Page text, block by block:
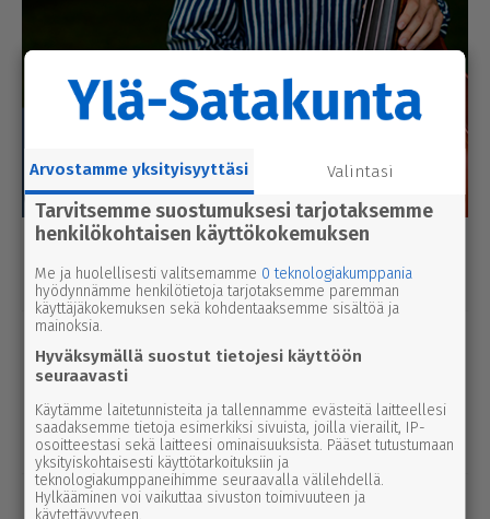
Tänään Viikko Kuukausi
uutinen
Par­ka­no­lais­lap­set palaavat pul­pet­tei­
hin ensim­mäis­ten joukossa – naa­pu­ri­
kun­nassa kesäloma jatkuu lähes
viikon pidempään
uutinen 5.8.2026 12.00
Arvostamme yksityisyyttäsi Valintasi
Tarvitsemme suostumuksesi tarjotaksemme
henkilökohtaisen käyttökokemuksen
Me ja huolellisesti valitsemamme 0 teknologiakumppania
hyödynnämme henkilötietoja tarjotaksemme paremman
käyttäjäkokemuksen sekä kohdentaaksemme sisältöä ja
mainoksia.
Hyväksymällä suostut tietojesi käyttöön
seuraavasti
Käytämme laitetunnisteita ja tallennamme evästeitä laitteellesi
saadaksemme tietoja esimerkiksi sivuista, joilla vierailit, IP-
osoitteestasi sekä laitteesi ominaisuuksista. Pääset tutustumaan
yksityiskohtaisesti käyttötarkoituksiin ja
teknologiakumppaneihimme seuraavalla välilehdellä.
Hylkääminen voi vaikuttaa sivuston toimivuuteen ja
käytettävyyteen.